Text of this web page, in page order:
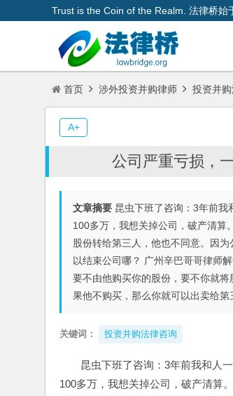
Trust is the Coin of the Realm. 法律桥始
首页 涉外投资并购律师 投资并
公司严重亏损，
文章摘要 昆虫下班了咨询：3年前我
100多万，我想关掉公司，破产清算
股份转给第三人，他也不同意。因
以结束公司哪？ 广州辛巴哥哥律师
要不由他购买你的股份，要不你就
果他不购买，那么你就可以出卖给第
关键词： 投资并购法律咨询
昆虫下班了咨询：3年前我和人
100多万，我想关掉公司，破产清算
A+